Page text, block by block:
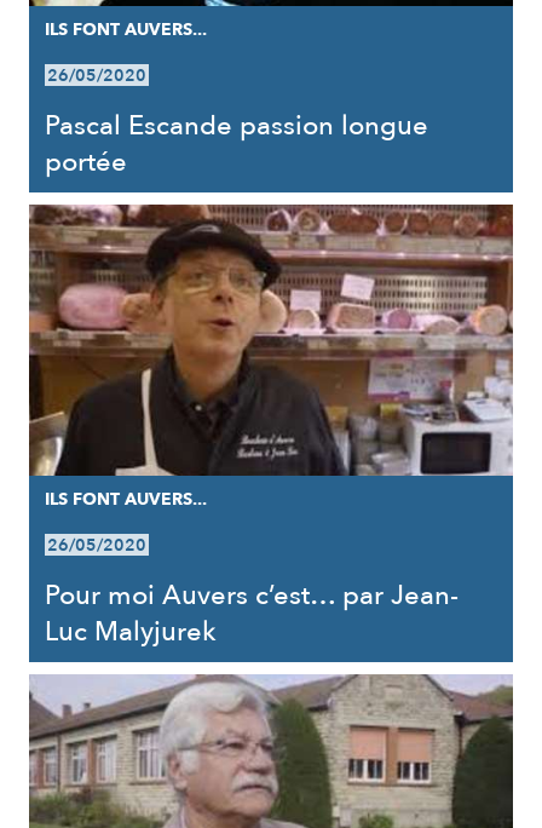
ILS FONT AUVERS...
26/05/2020
Pascal Escande passion longue
portée
ILS FONT AUVERS...
26/05/2020
Pour moi Auvers c’est… par Jean-
Luc Malyjurek